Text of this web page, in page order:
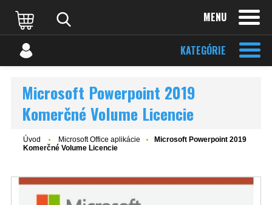
MENU
KATEGÓRIE
Microsoft Powerpoint 2019
Komerčné Volume Licencie
Úvod Microsoft Office aplikácie
Microsoft Powerpoint 2019
Komerčné Volume Licencie